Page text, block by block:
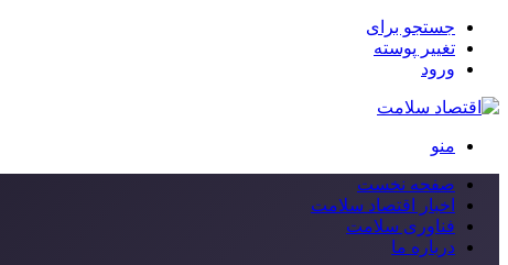
جستجو برای
تغییر پوسته
ورود
منو
صفحه نخست
اخبار اقتصاد سلامت
فناوری سلامت
درباره ما